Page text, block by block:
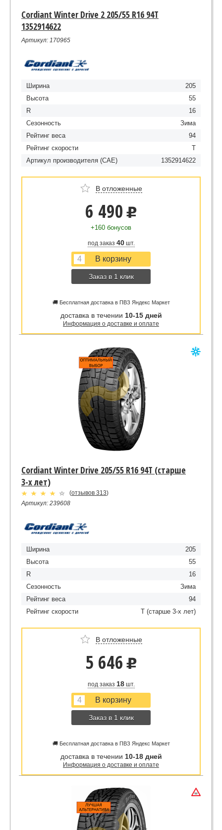
Cordiant Winter Drive 2 205/55 R16 94T
1352914622
Артикул: 170965
Ширина
205
Высота
55
R
16
Сезонность
Зима
Рейтинг веса
94
Рейтинг скорости
T
Артикул производителя (CAE)
1352914622
В отложенные
6 490 u
+160 бонусов
под заказ 40шт.
Заказ в 1 клик
🚚 Бесплатная доставка в ПВЗ Яндекс Маркет
доставка в течении 10-15 дней
Информация о доставке и оплате
Cordiant Winter Drive 205/55 R16 94T (старше
3-х лет)
(отзывов 313)
Артикул: 239608
Ширина
205
Высота
55
R
16
Сезонность
Зима
Рейтинг веса
94
Рейтинг скорости
T (старше 3-х лет)
В отложенные
5 646 u
под заказ 18шт.
Заказ в 1 клик
🚚 Бесплатная доставка в ПВЗ Яндекс Маркет
доставка в течении 10-18 дней
Информация о доставке и оплате